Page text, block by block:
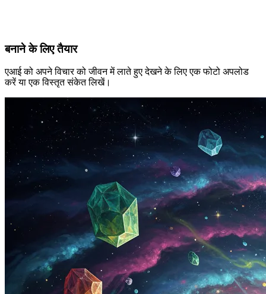
बनाने के लिए तैयार
एआई को अपने विचार को जीवन में लाते हुए देखने के लिए एक फोटो अपलोड
करें या एक विस्तृत संकेत लिखें।